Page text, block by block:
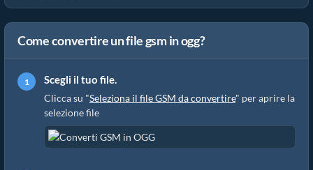
Come convertire un file gsm in ogg?
Scegli il tuo file.
Clicca su "Seleziona il file GSM da convertire" per aprire la
selezione file